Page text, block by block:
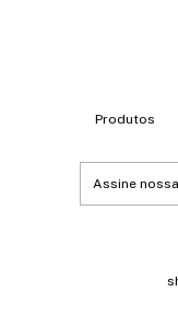
Produtos